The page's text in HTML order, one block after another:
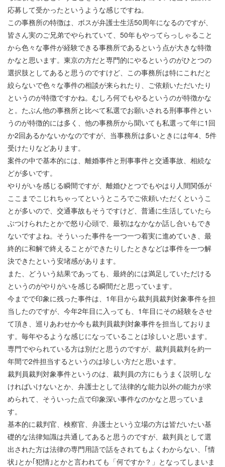
応募して受かったというような感じですね。
この事務所の特徴は、ボスが弁護士生活50周年になるのですが、
皆さん実のご兄弟でやられていて、50年もやってらっしゃること
から色々な事件が経験できる事務所であるという点が大きな特徴
かなと思います。東京の方だと専門的にやるというのがひとつの
選択肢としてあると思うのですけど、この事務所は特にこれだと
絞らないで色々な事件の相談が来られたり、ご依頼いただいたり
というのが特徴ですかね。むしろ何でもやるというのが特徴かな
と。たぶん他の事務所と比べて私選でお願いされる刑事事件とい
うのが特徴的には多く、他の事務所から聞いても私選って年に1回
か2回あるかないかなのですが、当事務所は多いときには年4、5件
受けたりなどあります。
案件の中で基本的には、離婚事件と刑事事件と交通事故、相続な
どが多いです。
やりがいを感じる瞬間ですが、離婚ひとつでもやはり人間関係が
ここまでこじれちゃってというところでご依頼いただくというこ
とが多いので、交通事故もそうですけど、普通に生活していたら
ぶつけられたとかで怒り心頭で、最初はなかなか話し合いもでき
ないですよね。そういった事件を一つ一つ着実に進めていき、最
終的に和解で終えることができたりしたときなどは事件を一つ解
決できたという安堵感があります。
また、どういう結果であっても、最終的には満足していただける
というのがやりがいを感じる瞬間だと思っています。
今までで印象に残った事件は、1年目から裁判員裁判対象事件を担
当したのですが、今年2年目に入っても、1年目にその経験をさせ
て頂き、巡りあわせか今も裁判員裁判対象事件を担当しておりま
す。毎年やるような感じになっていることは珍しいと思います。
専門でやられている方は別だと思うのですが、裁判員裁判を約一
年間で2件担当するというのは珍しい方だと思います。
裁判員裁判対象事件というのは、裁判員の方にもうまく説明しな
ければいけないとか、弁護士として法律的な能力以外の能力が求
められて、そういった点で印象深い事件なのかなと思っていま
す。
基本的に裁判官、検察官、弁護士という立場の方は皆だいたい基
礎的な法律知識は共通してあると思うのですが、裁判員として選
出された方は法律の専門用語で話をされてもよくわからない、｢情
状｣とか｢犯情｣とかと言われても「何ですか？」となってしまいま